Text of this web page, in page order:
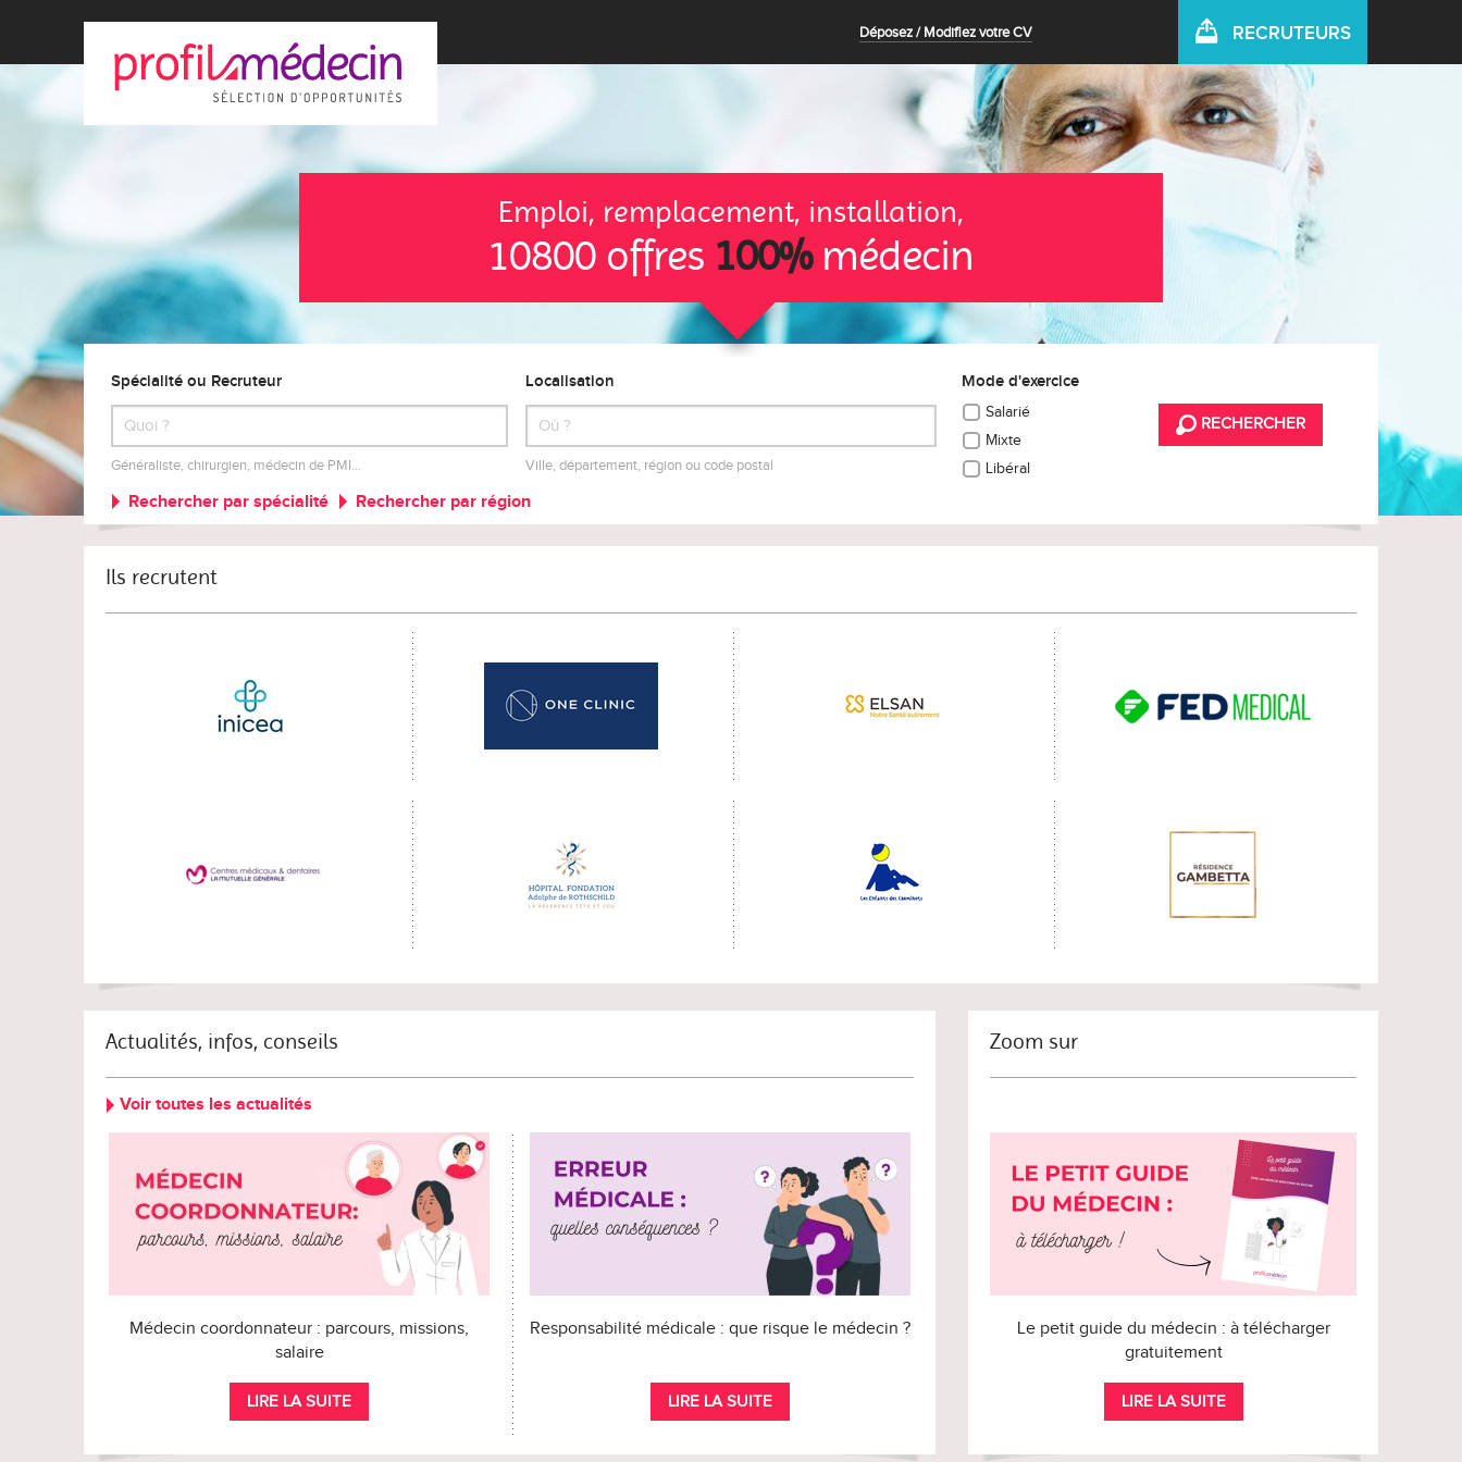
Déposez / Modifiez votre CV RECRUTEURS
Emploi, remplacement, installation,
10800 offres 100%médecin
Spécialité ou Recruteur
Généraliste, chirurgien, médecin de PMI…
Localisation
Ville, département, région ou code postal
Mode d'exercice
Salarié
Mixte
Libéral
RECHERCHER
Rechercher par spécialité Rechercher par région
Ils recrutent
Actualités, infos, conseils
Voir toutes les actualités
Médecin coordonnateur : parcours, missions,
salaire
LIRE LA SUITE
Responsabilité médicale : que risque le médecin ?
LIRE LA SUITE
Zoom sur
Le petit guide du médecin : à télécharger
gratuitement
LIRE LA SUITE